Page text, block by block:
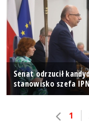
Senat odrzucił
stanowisko szefa
1